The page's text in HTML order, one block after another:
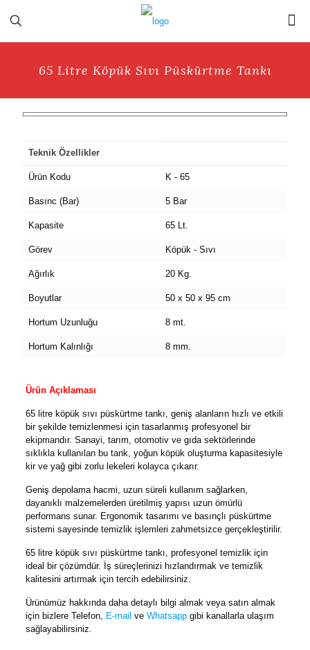
65 Litre Köpük Sıvı Püskürtme Tankı
Teknik Özellikler
Ürün Kodu K - 65
Basınc (Bar) 5 Bar
Kapasite 65 Lt.
Görev Köpük - Sıvı
Ağırlık 20 Kg.
Boyutlar 50 x 50 x 95 cm
Hortum Uzunluğu 8 mt.
Hortum Kalınlığı 8 mm.
Ürün Açıklaması
65 litre köpük sıvı püskürtme tankı, geniş alanların hızlı ve etkili
bir şekilde temizlenmesi için tasarlanmış profesyonel bir
ekipmandır. Sanayi, tarım, otomotiv ve gıda sektörlerinde
sıklıkla kullanılan bu tank, yoğun köpük oluşturma kapasitesiyle
kir ve yağ gibi zorlu lekeleri kolayca çıkarır.
Geniş depolama hacmi, uzun süreli kullanım sağlarken,
dayanıklı malzemelerden üretilmiş yapısı uzun ömürlü
performans sunar. Ergonomik tasarımı ve basınçlı püskürtme
sistemi sayesinde temizlik işlemleri zahmetsizce gerçekleştirilir.
65 litre köpük sıvı püskürtme tankı, profesyonel temizlik için
ideal bir çözümdür. İş süreçlerinizi hızlandırmak ve temizlik
kalitesini artırmak için tercih edebilirsiniz.
Ürünümüz hakkında daha detaylı bilgi almak veya satın almak
için bizlere Telefon, E-mail ve Whatsappgibi kanallarla ulaşım
sağlayabilirsiniz.